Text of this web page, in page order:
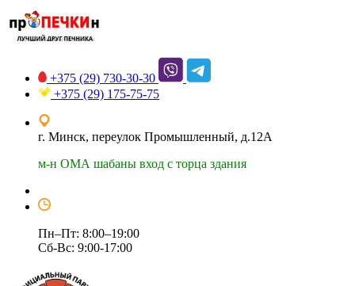
+375 (29) 730-30-30
+375 (29) 175-75-75
г. Минск, переулок Промышленный, д.12А
м-н ОМА шабаны вход с торца здания
Пн–Пт: 8:00–19:00
Сб-Вс: 9:00-17:00